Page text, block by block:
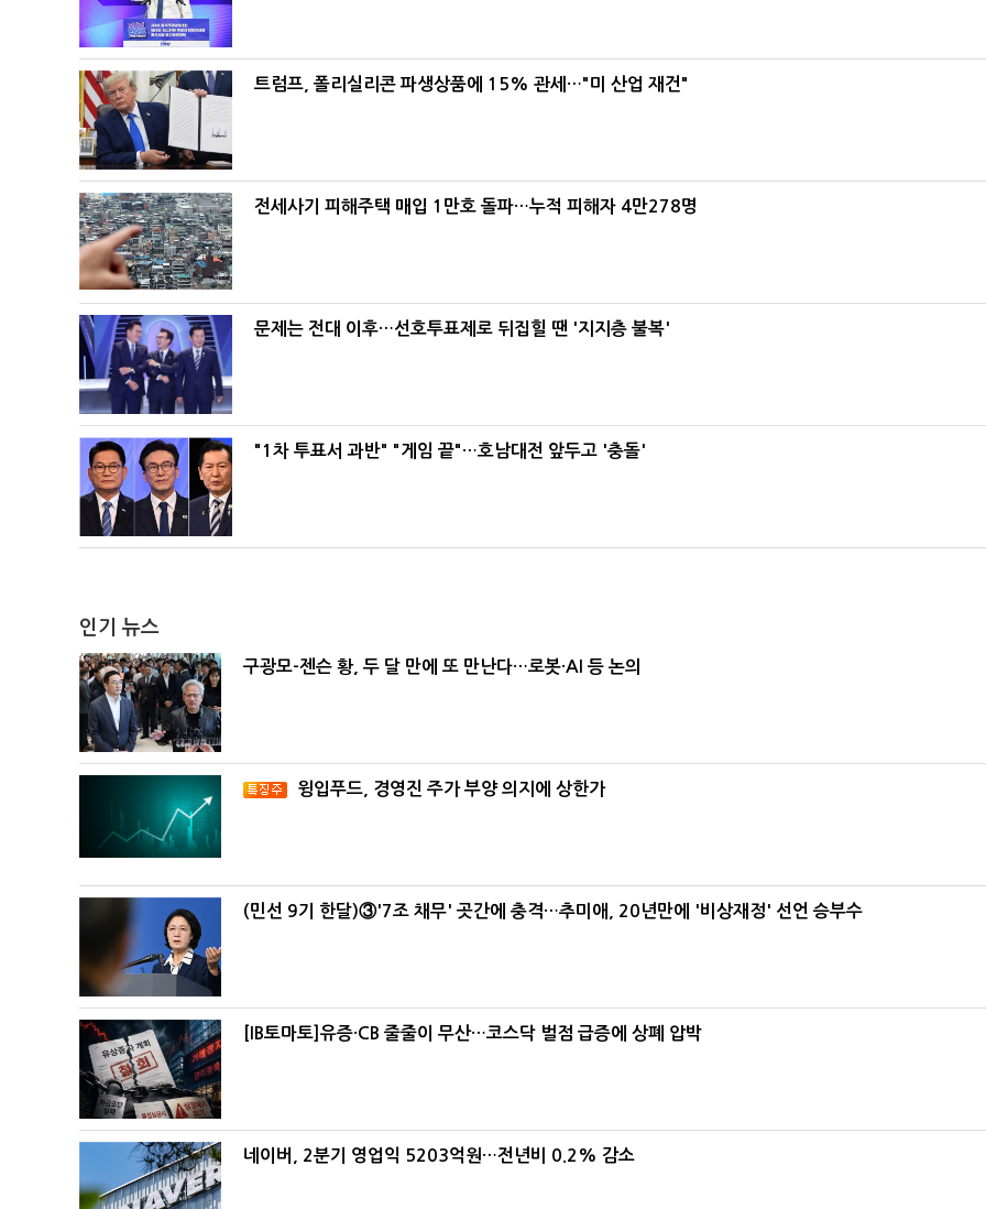
트럼프, 폴리실리콘 파생상품에 15% 관세…"미 산업 재건"
전세사기 피해주택 매입 1만호 돌파…누적 피해자 4만278명
문제는 전대 이후…선호투표제로 뒤집힐 땐 '지지층 불복'
"1차 투표서 과반" "게임 끝"…호남대전 앞두고 '충돌'
인기 뉴스
구광모-젠슨 황, 두 달 만에 또 만난다…로봇·AI 등 논의
윙입푸드, 경영진 주가 부양 의지에 상한가
(민선 9기 한달)③'7조 채무' 곳간에 충격…추미애, 20년만에 '비상재정' 선언 승부수
[IB토마토]유증·CB 줄줄이 무산…코스닥 벌점 급증에 상폐 압박
네이버, 2분기 영업익 5203억원…전년비 0.2% 감소